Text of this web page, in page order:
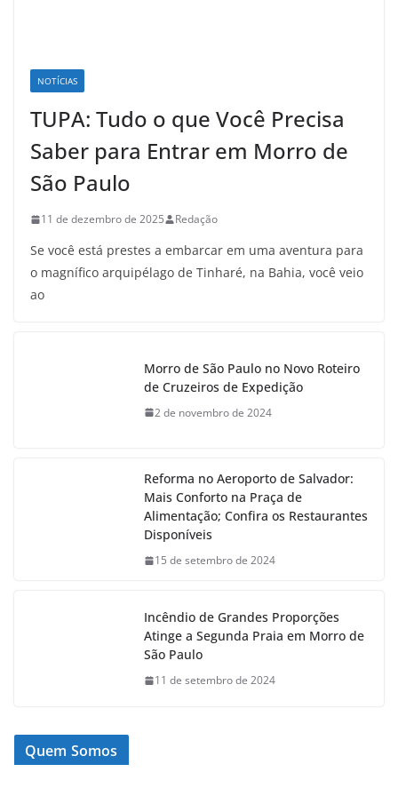
NOTÍCIAS
TUPA: Tudo o que Você Precisa
Saber para Entrar em Morro de
São Paulo
11 de dezembro de 2025 Redação
Se você está prestes a embarcar em uma aventura para
o magnífico arquipélago de Tinharé, na Bahia, você veio
ao
Morro de São Paulo no Novo Roteiro
de Cruzeiros de Expedição
2 de novembro de 2024
Reforma no Aeroporto de Salvador:
Mais Conforto na Praça de
Alimentação; Confira os Restaurantes
Disponíveis
15 de setembro de 2024
Incêndio de Grandes Proporções
Atinge a Segunda Praia em Morro de
São Paulo
11 de setembro de 2024
Quem Somos